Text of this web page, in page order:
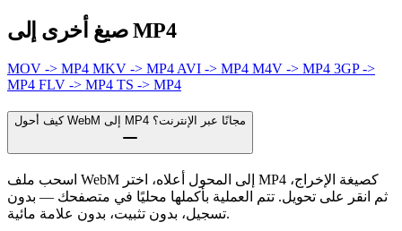
صيغ أخرى إلى MP4
MOV -> MP4 MKV -> MP4 AVI -> MP4 M4V -> MP4 3GP ->
MP4 FLV -> MP4 TS -> MP4
كيف أحول WebM إلى MP4 مجانًا عبر الإنترنت؟
اسحب ملف WebM إلى المحول أعلاه، اختر MP4 كصيغة الإخراج،
ثم انقر على تحويل. تتم العملية بأكملها محليًا في متصفحك — بدون
تسجيل، بدون تثبيت، بدون علامة مائية.